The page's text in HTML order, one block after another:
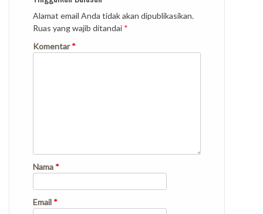
Alamat email Anda tidak akan dipublikasikan.
Ruas yang wajib ditandai *
Komentar*
Nama *
Email *